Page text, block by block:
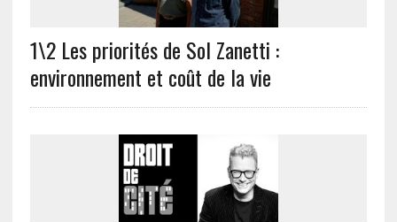
1\2 Les priorités de Sol Zanetti :
environnement et coût de la vie